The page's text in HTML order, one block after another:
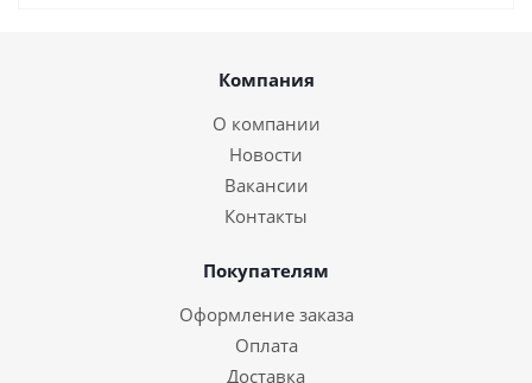
Компания
О компании
Новости
Вакансии
Контакты
Покупателям
Оформление заказа
Оплата
Доставка